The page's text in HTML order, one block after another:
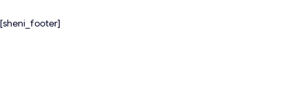
[sheni_footer]